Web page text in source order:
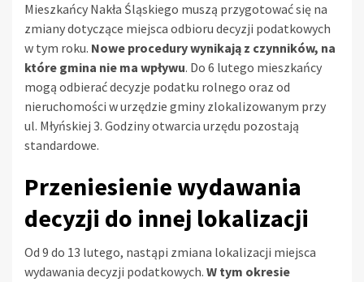
Mieszkańcy Nakła Śląskiego muszą przygotować się na
zmiany dotyczące miejsca odbioru decyzji podatkowych
w tym roku. Nowe procedury wynikają z czynników, na
które gmina nie ma wpływu. Do 6 lutego mieszkańcy
mogą odbierać decyzje podatku rolnego oraz od
nieruchomości w urzędzie gminy zlokalizowanym przy
ul. Młyńskiej 3. Godziny otwarcia urzędu pozostają
standardowe.
Przeniesienie wydawania
decyzji do innej lokalizacji
Od 9 do 13 lutego, nastąpi zmiana lokalizacji miejsca
wydawania decyzji podatkowych. W tym okresie